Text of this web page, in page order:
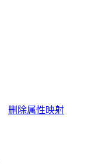
删除属性映射